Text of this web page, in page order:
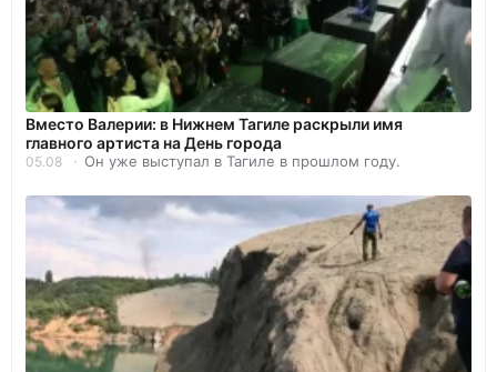
Вместо Валерии: в Нижнем Тагиле раскрыли имя
главного артиста на День города
05.08 Он уже выступал в Тагиле в прошлом году.